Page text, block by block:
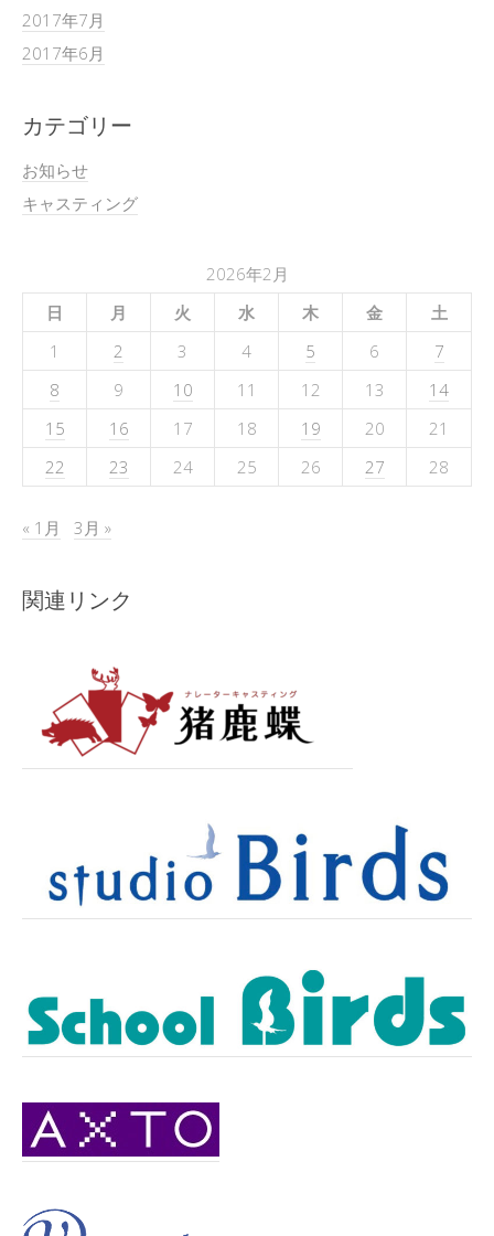
2017年7月
2017年6月
カテゴリー
お知らせ
キャスティング
2026年2月
日
月 火 水 木 金
土
1
2 3 4 5 6
7
8
9 10 11 12 13
14
15
16 17 18 19 20
21
22
23 24 25 26 27 28
« 1月 3月 »
関連リンク